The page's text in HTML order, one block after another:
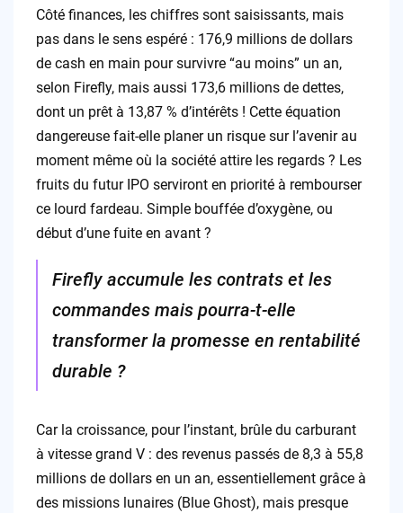
Côté finances, les chiffres sont saisissants, mais
pas dans le sens espéré : 176,9 millions de dollars
de cash en main pour survivre “au moins” un an,
selon Firefly, mais aussi 173,6 millions de dettes,
dont un prêt à 13,87 % d’intérêts ! Cette équation
dangereuse fait-elle planer un risque sur l’avenir au
moment même où la société attire les regards ? Les
fruits du futur IPO serviront en priorité à rembourser
ce lourd fardeau. Simple bouffée d’oxygène, ou
début d’une fuite en avant ?
Firefly accumule les contrats et les
commandes mais pourra-t-elle
transformer la promesse en rentabilité
durable ?
Car la croissance, pour l’instant, brûle du carburant
à vitesse grand V : des revenus passés de 8,3 à 55,8
millions de dollars en un an, essentiellement grâce à
des missions lunaires (Blue Ghost), mais presque